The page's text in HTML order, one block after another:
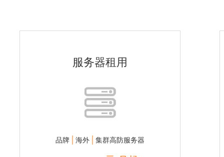
服务器租用
品牌 | 海外 | 集群高防服务器